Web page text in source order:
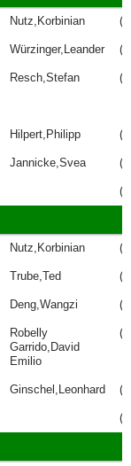
Nutz,Korbinian
Würzinger,Leander
Resch,Stefan
Hilpert,Philipp
Jannicke,Svea
Nutz,Korbinian
Trube,Ted
Deng,Wangzi
Robelly
Garrido,David
Emilio
Ginschel,Leonhard